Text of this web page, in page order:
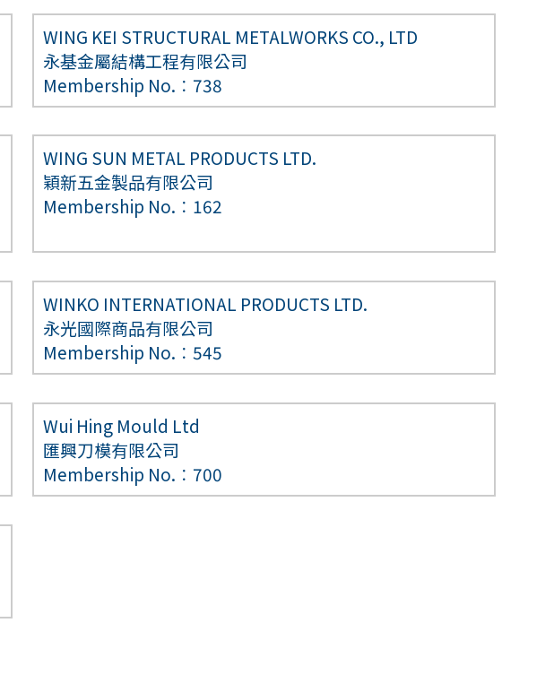
WING KEI STRUCTURAL METALWORKS CO., LTD
永基金屬結構工程有限公司
Membership No.︰738
WING SUN METAL PRODUCTS LTD.
穎新五金製品有限公司
Membership No.︰162
WINKO INTERNATIONAL PRODUCTS LTD.
永光國際商品有限公司
Membership No.︰545
Wui Hing Mould Ltd
匯興刀模有限公司
Membership No.︰700